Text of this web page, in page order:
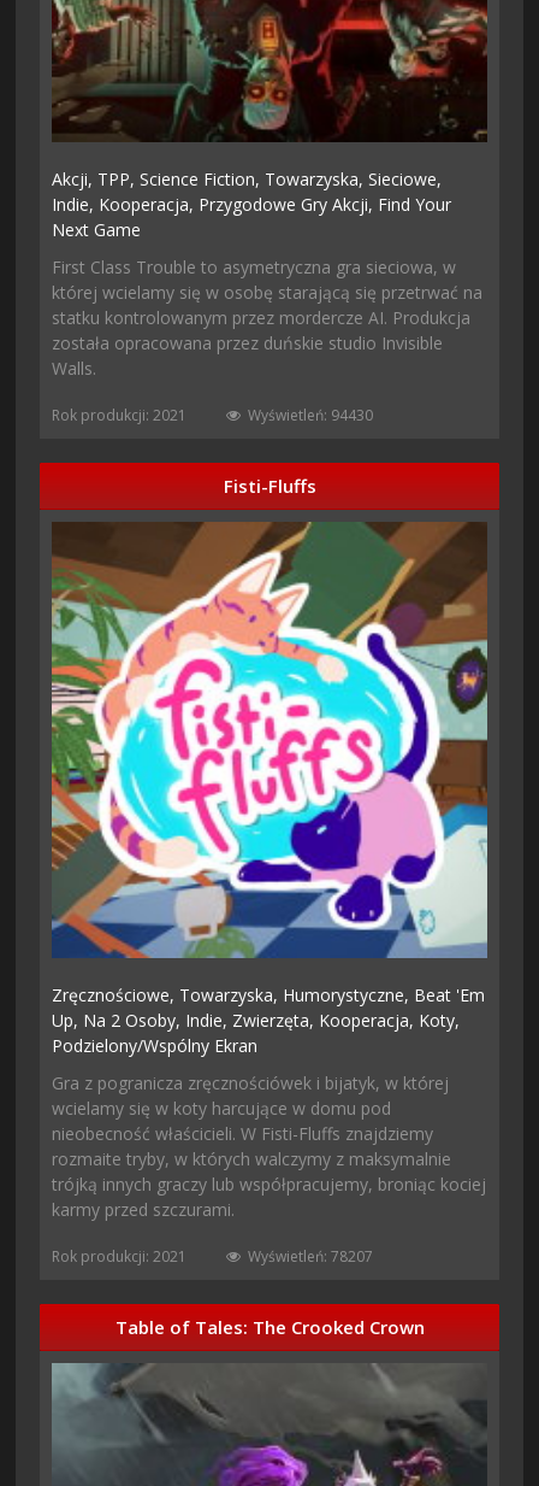
Akcji, TPP,Science Fiction, Towarzyska,Sieciowe,
Indie, Kooperacja, Przygodowe Gry Akcji, Find Your
Next Game
First Class Trouble to asymetryczna gra sieciowa, w
której wcielamy się w osobę starającą się przetrwać na
statku kontrolowanym przez mordercze AI. Produkcja
została opracowana przez duńskie studio Invisible
Walls.
Rok produkcji: 2021 Wyświetleń: 94430
Fisti-Fluffs
Zręcznościowe, Towarzyska, Humorystyczne, Beat 'em
Up, Na 2 Osoby, Indie, Zwierzęta, Kooperacja, Koty,
Podzielony/wspólny Ekran
Gra z pogranicza zręcznościówek i bijatyk, w której
wcielamy się w koty harcujące w domu pod
nieobecność właścicieli. W Fisti-Fluffs znajdziemy
rozmaite tryby, w których walczymy z maksymalnie
trójką innych graczy lub współpracujemy, broniąc kociej
karmy przed szczurami.
Rok produkcji: 2021 Wyświetleń: 78207
Table of Tales: The Crooked Crown